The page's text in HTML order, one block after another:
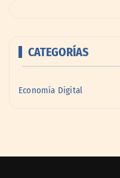
CATEGORÍAS
Economía Digital